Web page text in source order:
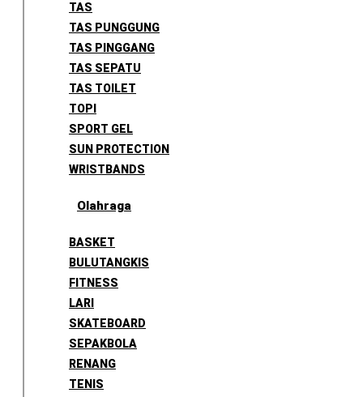
TAS
TAS PUNGGUNG
TAS PINGGANG
TAS SEPATU
TAS TOILET
TOPI
SPORT GEL
SUN PROTECTION
WRISTBANDS
Olahraga
BASKET
BULUTANGKIS
FITNESS
LARI
SKATEBOARD
SEPAKBOLA
RENANG
TENIS